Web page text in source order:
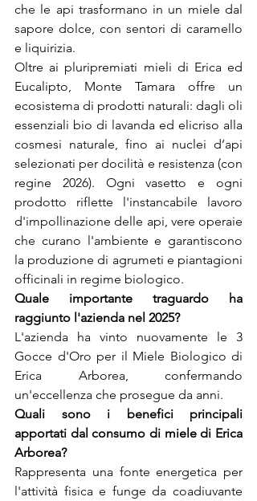
che le api trasformano in un miele dal
sapore dolce, con sentori di caramello
e liquirizia.
Oltre ai pluripremiati mieli di Erica ed
Eucalipto, Monte Tamara offre un
ecosistema di prodotti naturali: dagli oli
essenziali bio di lavanda ed elicriso alla
cosmesi naturale, fino ai nuclei d’api
selezionati per docilità e resistenza (con
regine 2026). Ogni vasetto e ogni
prodotto riflette l'instancabile lavoro
d'impollinazione delle api, vere operaie
che curano l'ambiente e garantiscono
la produzione di agrumeti e piantagioni
officinali in regime biologico.
Quale importante traguardo ha
raggiunto l'azienda nel 2025?
L'azienda ha vinto nuovamente le 3
Gocce d'Oro per il Miele Biologico di
Erica Arborea, confermando
un'eccellenza che prosegue da anni.
Quali sono i benefici principali
apportati dal consumo di miele di Erica
Arborea?
Rappresenta una fonte energetica per
l'attività fisica e funge da coadiuvante